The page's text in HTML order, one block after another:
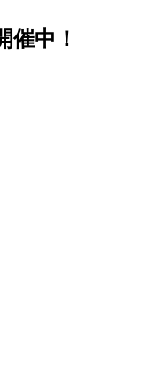
催中！